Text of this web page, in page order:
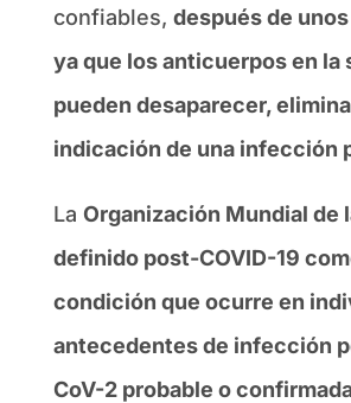
confiables, después de
ya que los anticuerpos en la
pueden desaparecer,
indicación de una infección
La Organización Mundial de
definido post-COVID-19
condición que ocurre en
antecedentes de infección
CoV-2 probable o